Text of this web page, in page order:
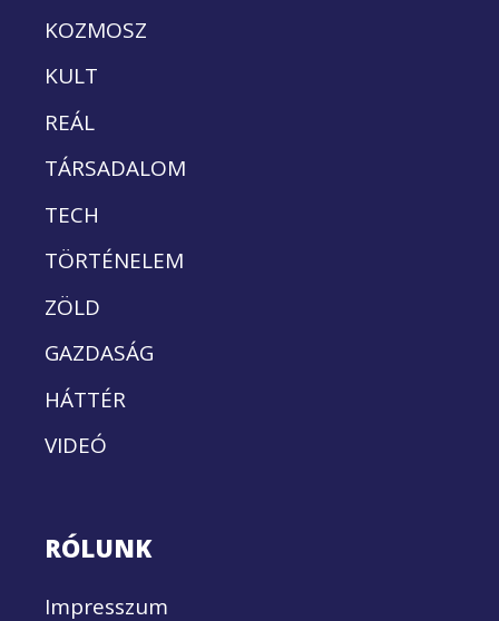
KOZMOSZ
KULT
REÁL
TÁRSADALOM
TECH
TÖRTÉNELEM
ZÖLD
GAZDASÁG
HÁTTÉR
VIDEÓ
RÓLUNK
Impresszum